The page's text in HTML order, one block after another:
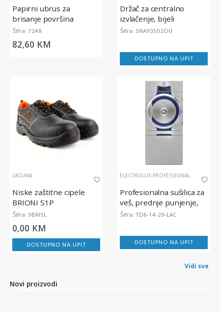
Papirni ubrus za
brisanje površina
WypAll® L20 Extra -
Jumbo rola, dvoslojna
Šifra: 7248
82,60 KM
Držač za centralno
izvlačenje, bijeli
Šifra: SNA93502OU
DOSTUPNO NA UPIT
LACUNA
Niske zaštitne cipele
BRIONI S1P
Šifra: 9BRISL
0,00 KM
DOSTUPNO NA UPIT
ELECTROLUX PROFESSIONAL
Profesionalna sušilica za
veš, prednje punjenje,
lagoon® Advanced Care,
Šifra: TD6-14-20-LAC
DOSTUPNO NA UPIT
Vidi sve
Novi proizvodi